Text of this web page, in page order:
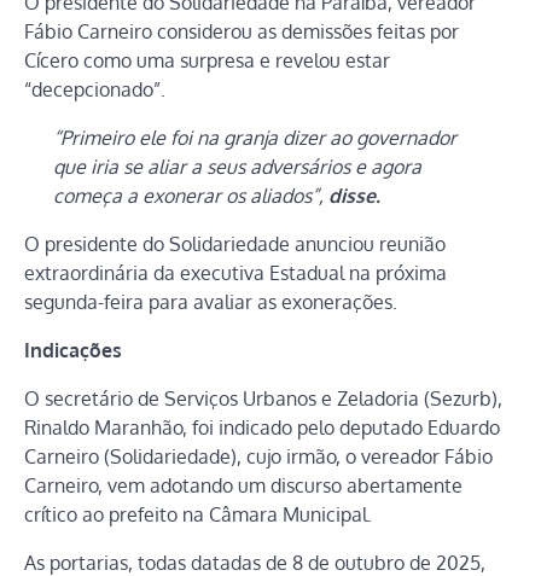
Fábio Carneiro considerou as demissões feitas por
Cícero como uma surpresa e revelou estar
“decepcionado”.
“Primeiro ele foi na granja dizer ao governador
que iria se aliar a seus adversários e agora
começa a exonerar os aliados”, disse.
O presidente do Solidariedade anunciou reunião
extraordinária da executiva Estadual na próxima
segunda-feira para avaliar as exonerações.
Indicações
O secretário de Serviços Urbanos e Zeladoria (Sezurb),
Rinaldo Maranhão, foi indicado pelo deputado Eduardo
Carneiro (Solidariedade), cujo irmão, o vereador Fábio
Carneiro, vem adotando um discurso abertamente
crítico ao prefeito na Câmara Municipal.
As portarias, todas datadas de 8 de outubro de 2025,